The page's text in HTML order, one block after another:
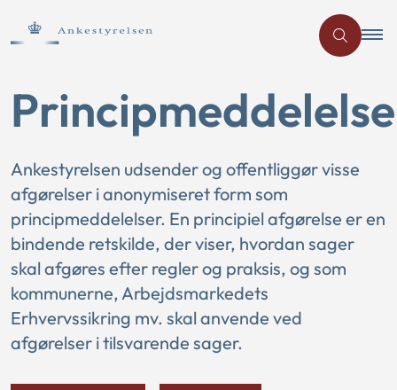
Ankestyrelsen udsender og offentliggør visse
afgørelser i anonymiseret form som
principmeddelelser. En principiel afgørelse er en
bindende retskilde, der viser, hvordan sager
skal afgøres efter regler og praksis, og som
kommunerne, Arbejdsmarkedets
Erhvervssikring mv. skal anvende ved
afgørelser i tilsvarende sager.